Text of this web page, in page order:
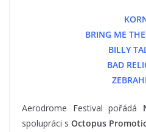
BRING ME
BILLY
BAD
Aerodrome Festival pořádá
spolupráci s Octopus